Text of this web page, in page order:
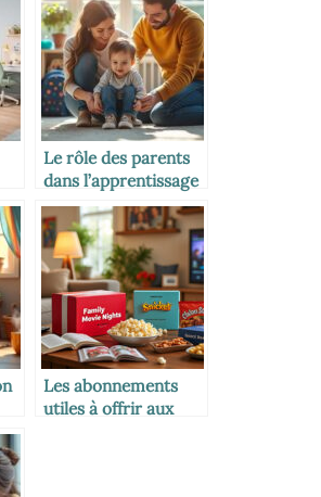
Le rôle des parents
dans l’apprentissage
de l’autonomie
Les abonnements
utiles à offrir aux